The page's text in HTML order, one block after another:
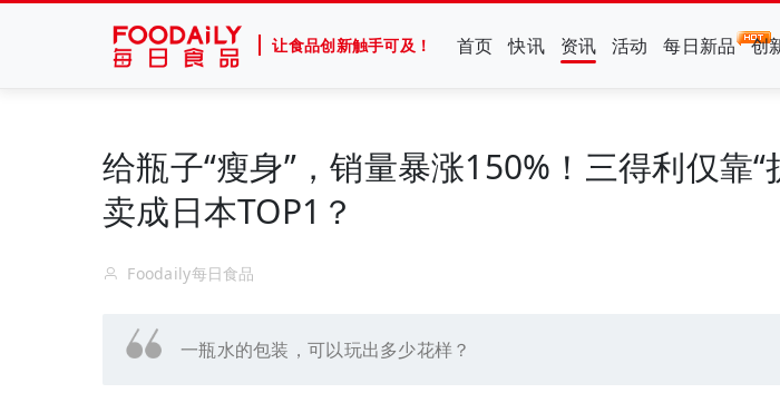
让食品创新触手可及！ 首页 快讯 资讯 活动 每日新品 创
给瓶子“瘦身”，销量暴涨150%！三得利仅靠“
卖成日本TOP1？
Foodaily每日食品
一瓶水的包装，可以玩出多少花样？